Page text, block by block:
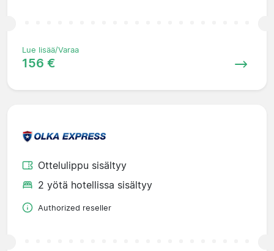
Lue lisää/Varaa
156 €
Ottelulippu sisältyy
2 yötä hotellissa sisältyy
Authorized reseller